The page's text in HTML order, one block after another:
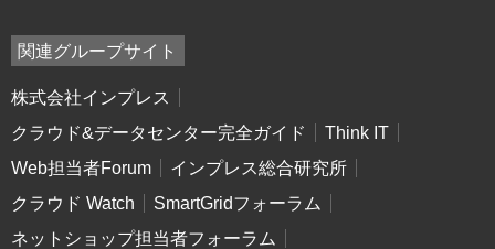
関連グループサイト
株式会社インプレス
クラウド&データセンター完全ガイド
Think IT
Web担当者Forum
インプレス総合研究所
クラウド Watch
SmartGridフォーラム
ネットショップ担当者フォーラム